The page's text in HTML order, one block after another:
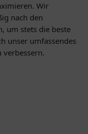
Wir
nach den
um stets die beste
unser umfassendes
verbessern.